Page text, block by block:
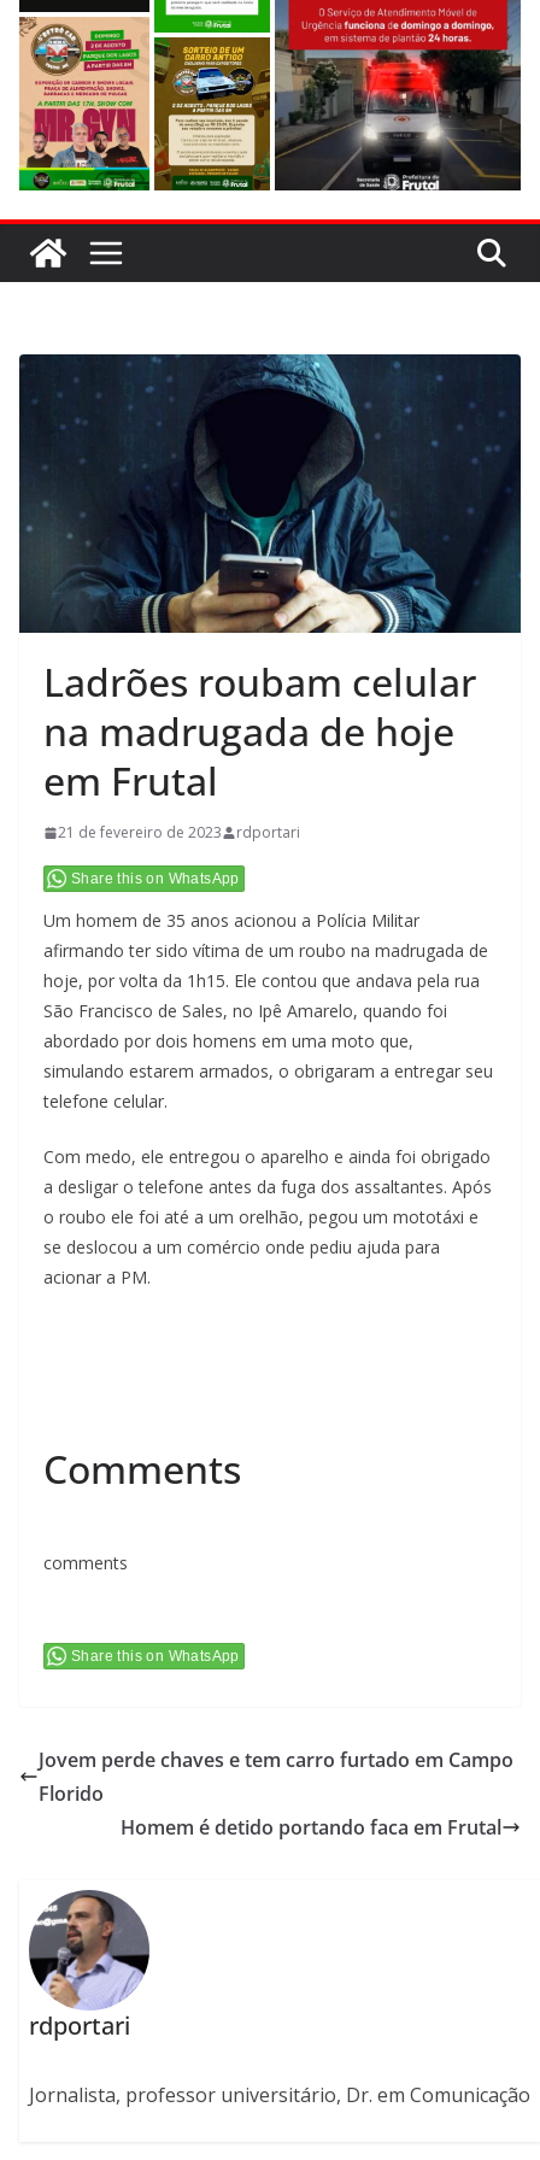
Ladrões roubam celular
na madrugada de hoje
em Frutal
21 de fevereiro de 2023 rdportari
Share this on WhatsApp
Um homem de 35 anos acionou a Polícia Militar
afirmando ter sido vítima de um roubo na madrugada de
hoje, por volta da 1h15. Ele contou que andava pela rua
São Francisco de Sales, no Ipê Amarelo, quando foi
abordado por dois homens em uma moto que,
simulando estarem armados, o obrigaram a entregar seu
telefone celular.
Com medo, ele entregou o aparelho e ainda foi obrigado
a desligar o telefone antes da fuga dos assaltantes. Após
o roubo ele foi até a um orelhão, pegou um mototáxi e
se deslocou a um comércio onde pediu ajuda para
acionar a PM.
Comments
comments
Share this on WhatsApp
Jovem perde chaves e tem carro furtado em Campo
Florido
Homem é detido portando faca em Frutal
rdportari
Jornalista, professor universitário, Dr. em Comunicação